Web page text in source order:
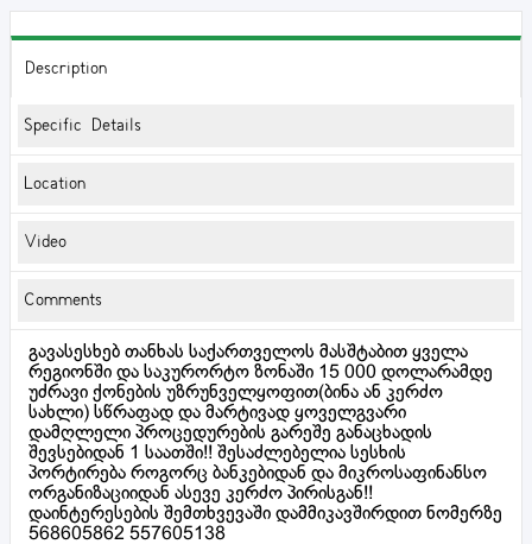
Description
Specific Details
Location
Video
Comments
გავასესხებ თანხას საქართველოს მასშტაბით ყველა
რეგიონში და საკურორტო ზონაში 15 000 დოლარამდე
უძრავი ქონების უზრუნველყოფით(ბინა ან კერძო
სახლი) სწრაფად და მარტივად ყოველგვარი
დამღლელი პროცედურების გარეშე განაცხადის
შევსებიდან 1 საათში!! შესაძლებელია სესხის
პორტირება როგორც ბანკებიდან და მიკროსაფინანსო
ორგანიზაციიდან ასევე კერძო პირისგან!!
დაინტერესების შემთხვევაში დამმიკავშირდით ნომერზე
568605862 557605138